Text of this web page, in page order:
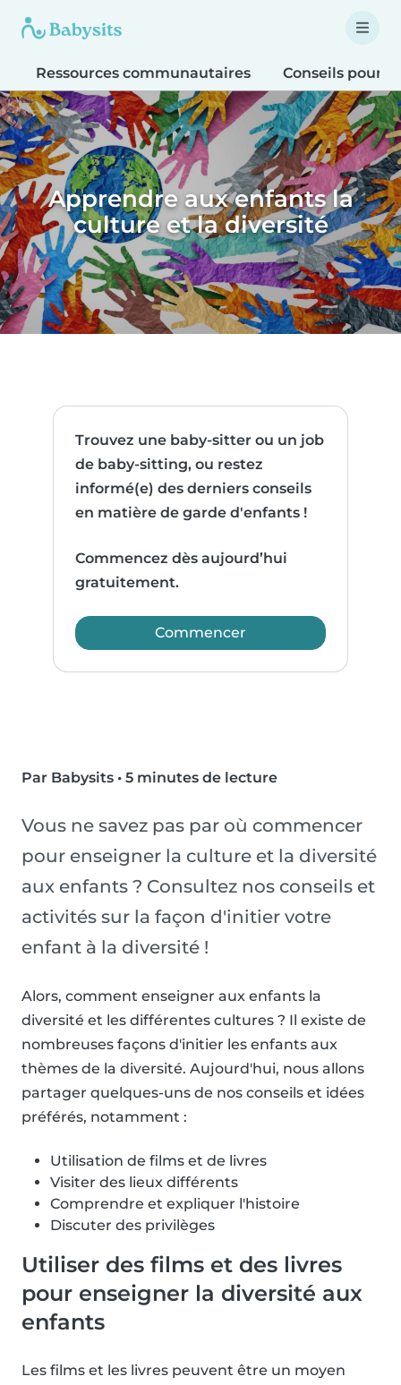
Ressources communautaires Conseils pour
Apprendre aux enfants la
culture et la diversité
Trouvez une baby-sitter ou un job
de baby-sitting, ou restez
informé(e) des derniers conseils
en matière de garde d'enfants !
Commencez dès aujourd’hui
gratuitement.
Commencer
Par Babysits • 5 minutes de lecture
Vous ne savez pas par où commencer
pour enseigner la culture et la diversité
aux enfants ? Consultez nos conseils et
activités sur la façon d'initier votre
enfant à la diversité !
Alors, comment enseigner aux enfants la
diversité et les différentes cultures ? Il existe de
nombreuses façons d'initier les enfants aux
thèmes de la diversité. Aujourd'hui, nous allons
partager quelques-uns de nos conseils et idées
préférés, notamment :
Utilisation de films et de livres
Visiter des lieux différents
Comprendre et expliquer l'histoire
Discuter des privilèges
Utiliser des films et des livres
pour enseigner la diversité aux
enfants
Les films et les livres peuvent être un moyen